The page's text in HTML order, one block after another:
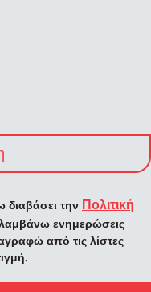
την Πολιτική
ενημερώσεις
από τις λίστες